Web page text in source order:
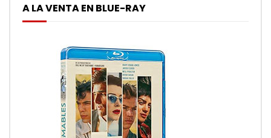
A LA VENTA EN BLUE-RAY